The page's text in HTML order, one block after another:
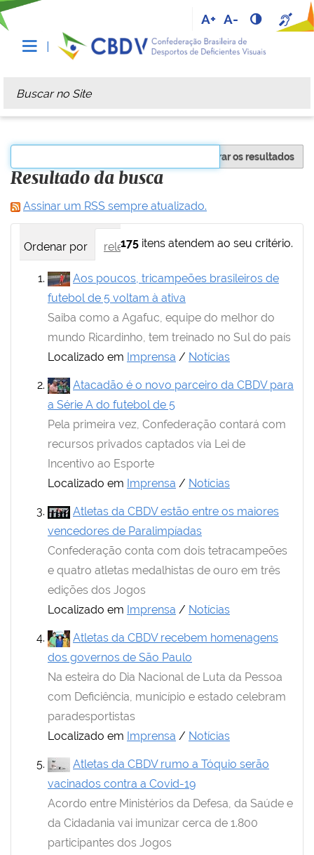
A+ A-
Busca
Busca Avançada…
Filtrar os resultados
Resultado da busca
Assinar um RSS sempre atualizado.
175 itens atendem ao seu critério.
Ordenar por relevância data (mais recente
Aos poucos, tricampeões brasileiros de
futebol de 5 voltam à ativa
Saiba como a Agafuc, equipe do melhor do
mundo Ricardinho, tem treinado no Sul do país
Localizado em Imprensa / Notícias
Atacadão é o novo parceiro da CBDV para
a Série A do futebol de 5
Pela primeira vez, Confederação contará com
recursos privados captados via Lei de
Incentivo ao Esporte
Localizado em Imprensa / Notícias
Atletas da CBDV estão entre os maiores
vencedores de Paralimpíadas
Confederação conta com dois tetracampeões
e quatro atletas medalhistas de ouro em três
edições dos Jogos
Localizado em Imprensa / Notícias
Atletas da CBDV recebem homenagens
dos governos de São Paulo
Na esteira do Dia Nacional de Luta da Pessoa
com Deficiência, município e estado celebram
paradesportistas
Localizado em Imprensa / Notícias
Atletas da CBDV rumo a Tóquio serão
vacinados contra a Covid-19
Acordo entre Ministérios da Defesa, da Saúde e
da Cidadania vai imunizar cerca de 1.800
participantes dos Jogos